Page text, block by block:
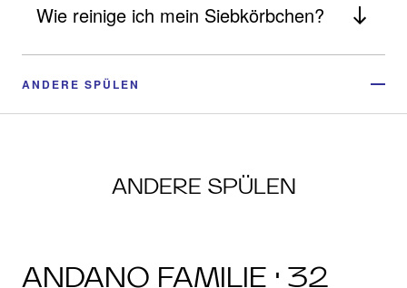
Wie reinige ich mein Siebkörbchen?
ANDERE SPÜLEN
ANDERE SPÜLEN
ANDANO FAMILIE · 32